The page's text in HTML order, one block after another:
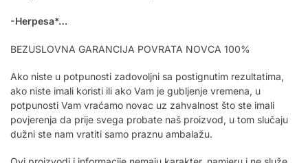
-Herpesa*…
BEZUSLOVNA GARANCIJA POVRATA NOVCA 100%
Ako niste u potpunosti zadovoljni sa postignutim rezultatima,
ako niste imali koristi ili ako Vam je gubljenje vremena, u
potpunosti Vam vraćamo novac uz zahvalnost što ste imali
povjerenja da prije svega probate naš proizvod, u tom slučaju
dužni ste nam vratiti samo praznu ambalažu.